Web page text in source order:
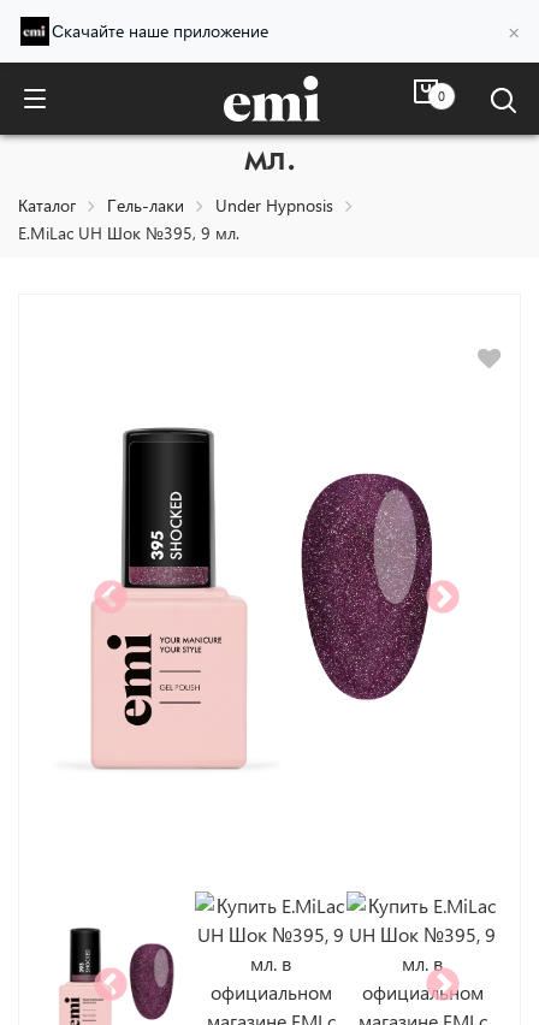
Скачайте наше приложение ×
0
E.MiLac UH Шок №395, 9
мл.
Каталог Гель-лаки
Under Hypnosis
E.MiLac UH Шок №395, 9 мл.